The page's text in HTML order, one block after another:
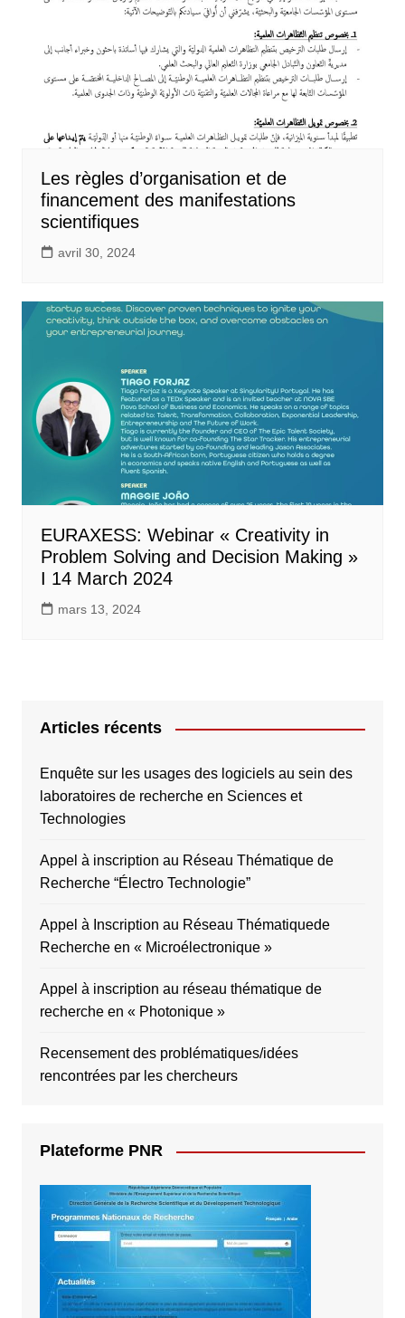
Les règles d’organisation et de
financement des manifestations
scientifiques
avril 30, 2024
EURAXESS: Webinar « Creativity in
Problem Solving and Decision Making »
I 14 March 2024
mars 13, 2024
Articles récents
Enquête sur les usages des logiciels au sein des
laboratoires de recherche en Sciences et
Technologies
Appel à inscription au Réseau Thématique de
Recherche “Électro Technologie”
Appel à Inscription au Réseau Thématiquede
Recherche en « Microélectronique »
Appel à inscription au réseau thématique de
recherche en « Photonique »
Recensement des problématiques/idées
rencontrées par les chercheurs
Plateforme PNR